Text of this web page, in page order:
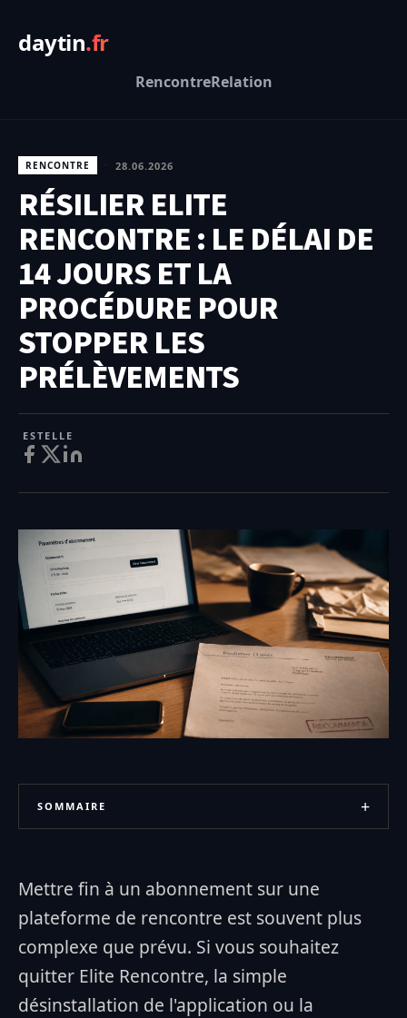
daytin.fr
RencontreRelation
RENCONTRE 28.06.2026
RÉSILIER ELITE
RENCONTRE : LE DÉLAI DE
14 JOURS ET LA
PROCÉDURE POUR
STOPPER LES
PRÉLÈVEMENTS
ESTELLE
SOMMAIRE +
2. La procédure de résiliation étape par étape
3. Les délais et les recours en cas de litige
4. Supprimer définitivement son profil et ses données
Mettre fin à un abonnement sur une
plateforme de rencontre est souvent plus
complexe que prévu. Si vous souhaitez
quitter Elite Rencontre, la simple
désinstallation de l'application ou la